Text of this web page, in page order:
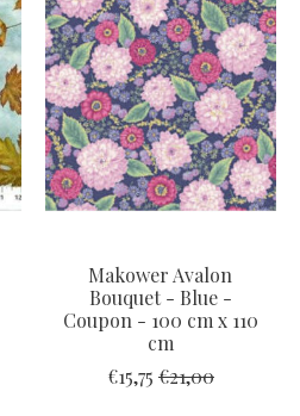
Makower Avalon
Bouquet - Blue -
Coupon - 100 cm x 110
cm
€15,75 €21,00